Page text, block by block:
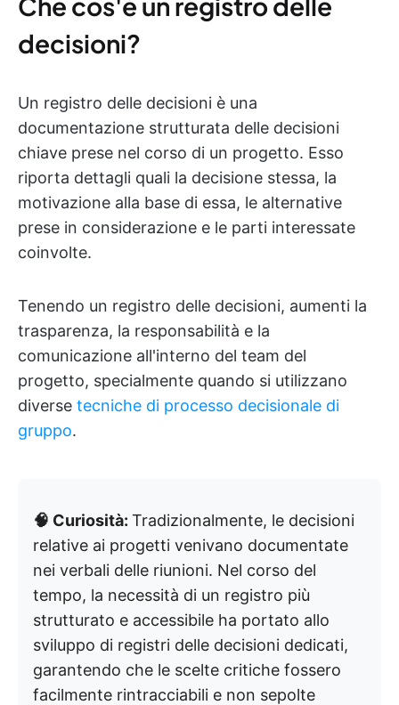
decisioni?
Un registro delle decisioni è una
documentazione strutturata delle decisioni
chiave prese nel corso di un progetto. Esso
riporta dettagli quali la decisione stessa, la
motivazione alla base di essa, le alternative
prese in considerazione e le parti interessate
coinvolte.
Tenendo un registro delle decisioni, aumenti la
trasparenza, la responsabilità e la
comunicazione all'interno del team del
progetto, specialmente quando si utilizzano
diverse tecniche di processo decisionale di
gruppo.
🧠 Curiosità: Tradizionalmente, le decisioni
relative ai progetti venivano documentate
nei verbali delle riunioni. Nel corso del
tempo, la necessità di un registro più
strutturato e accessibile ha portato allo
sviluppo di registri delle decisioni dedicati,
garantendo che le scelte critiche fossero
facilmente rintracciabili e non sepolte